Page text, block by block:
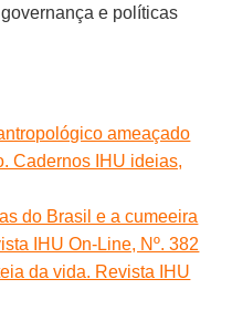
e políticas
ameaçado
Cadernos IHU ideias,
do Brasil e a cumeeira
IHU On-Line, Nº. 382
da vida. Revista IHU